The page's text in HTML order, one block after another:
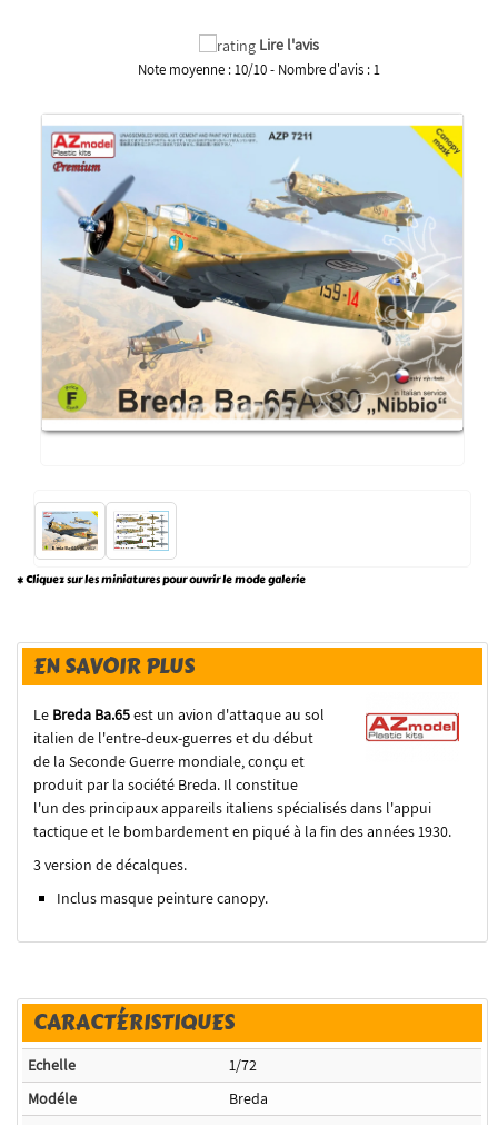
Lire l'avis
Note moyenne :10/10- Nombre d'avis :1
* Cliquez sur les miniatures pour ouvrir le mode galerie
EN SAVOIR PLUS
Le Breda Ba.65est unavion d'attaque au sol
italien de l'entre-deux-guerreset du début
de laSeconde Guerre mondiale, conçu et
produit par la société Breda. Il constitue
l'un des principauxappareils italiensspécialisés dans l'appui
tactiqueet le bombardementen piquéà la fin des années 1930.
3 version de décalques.
Inclus masque peinture canopy.
CARACTÉRISTIQUES
Echelle
1/72
Modéle
Breda